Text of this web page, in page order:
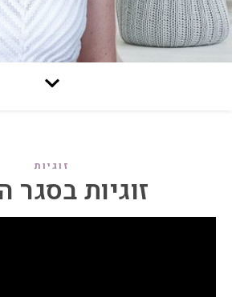
זוגיות
זוגיות בסגר